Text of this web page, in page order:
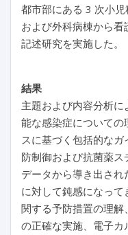
都市部にある 3 次小
および外科病棟から
記述研究を実施した。
結果
主題および内容分析
能な感染症について
スに基づく包括的な
防制御および抗菌薬
データから導き出さ
に対して鈍感になっ
関する予防措置の理
の正確な実施、電子カ